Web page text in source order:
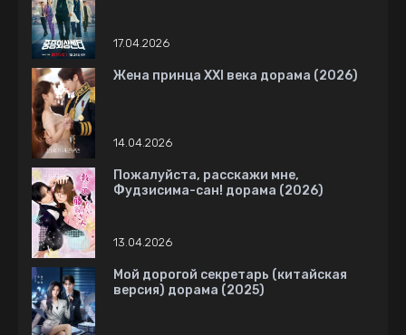
17.04.2026
Жена принца XXI века дорама (2026)
14.04.2026
Пожалуйста, расскажи мне,
Фудзисима-сан! дорама (2026)
13.04.2026
Мой дорогой секретарь (китайская
версия) дорама (2025)